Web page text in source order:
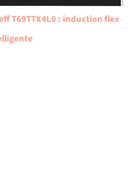
T69TTX4L0 : induction flex